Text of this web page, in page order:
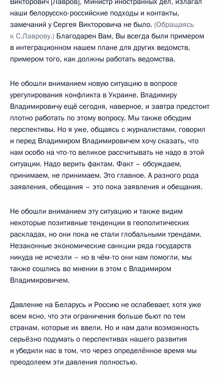
наши белорусско-российские подходы и контакты,
замечаний у Сергея Викторовича не было. (Обращаясь
к С.Лаврову.) Благодарен Вам, Вы всегда были примером
в интеграционном нашем плане для других ведомств,
примером того, как должны работать ведомства.
Не обошли вниманием новую ситуацию в вопросе
урегулирования конфликта в Украине. Владимиру
Владимировичу ещё сегодня, наверное, и завтра предстоит
плотно работать по этому вопросу. Мы также обсудим
перспективы. Но я уже, общаясь с журналистами, говорил
и перед Владимиром Владимировичем хочу сказать, что
нам особо на что-то великое рассчитывать не надо в этой
ситуации. Надо верить фактам. Факт – обсуждаем,
принимаем, не принимаем. Это главное. А разного рода
заявления, обещания – это пока заявления и обещания.
Не обошли вниманием эту ситуацию и также видим
некоторые позитивные тенденции в геополитических
раскладах, но они пока не стали глобальными трендами.
Незаконные экономические санкции ряда государств
никуда не исчезли – но в чём-то они нам помогли, мы
также сошлись во мнении в этом с Владимиром
Владимировичем.
Давление на Беларусь и Россию не ослабевает, хотя уже
всем ясно, что эти ограничения больше бьют по тем
странам, которые их ввели. Но и нам дали возможность
серьёзно подумать о перспективах нашего развития
и убедили нас в том, что через определённое время мы
преодолеем эти давления полностью.